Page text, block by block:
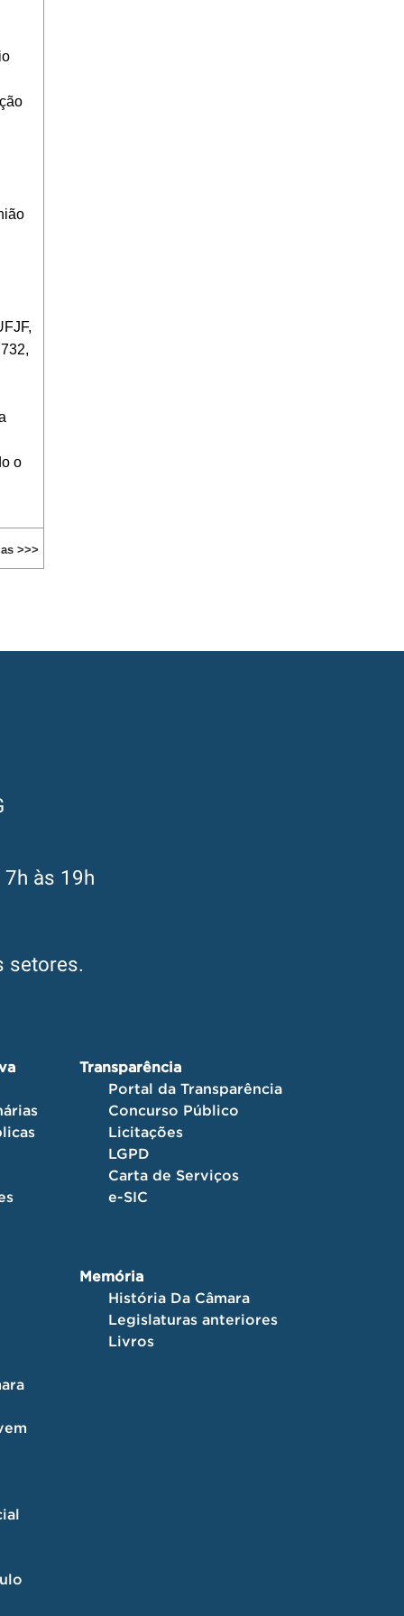
o
>>>
às 19h
setores.
Transparência
Portal da Transparência
Concurso Público
Licitações
LGPD
Carta de Serviços
e-SIC
Memória
História Da Câmara
Legislaturas anteriores
Livros